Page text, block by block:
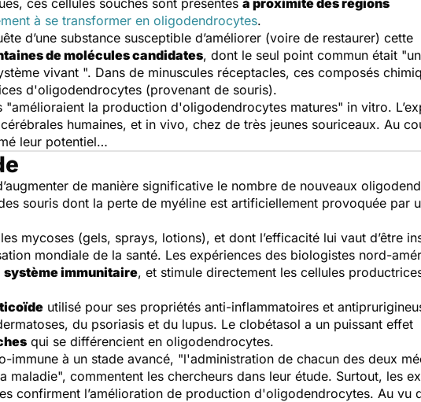
ces cellules souches sont présentes à proximité des régions
à se transformer en oligodendrocytes.
d’une substance susceptible d’améliorer (voire de restaurer) cette
de molécules candidates, dont le seul point commun était
vivant ". Dans de minuscules réceptacles, ces composés
d'oligodendrocytes (provenant de souris).
la production d'oligodendrocytes matures" in vitro.
humaines, et in vivo, chez de très jeunes souriceaux. Au
leur potentiel…
de manière significative le nombre de nouveaux
souris dont la perte de myéline est artificiellement provoquée par
mycoses (gels, sprays, lotions), et dont l’efficacité lui vaut d’être
mondiale de la santé. Les expériences des biologistes nord-
système immunitaire, et stimule directement les cellules
utilisé pour ses propriétés anti-inflammatoires et
du psoriasis et du lupus. Le clobétasol a un puissant effet
qui se différencient en oligodendrocytes.
immune à un stade avancé, "l'administration de chacun des deux
commentent les chercheurs dans leur étude. Surtout, les
confirment l’amélioration de production d'oligodendrocytes. Au vu